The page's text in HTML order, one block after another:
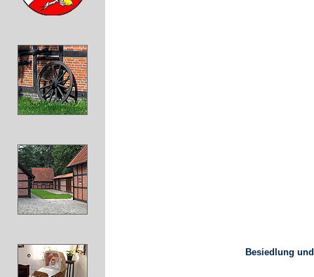
Besiedlung